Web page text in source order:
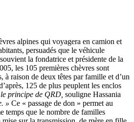
alpines qui voyagera en camion et
persuadés que le véhicule
la fondatrice et présidente de la
les 105 premières chèvres sont
à raison de deux têtes par famille et d’un
125 de plus peuplent les enclos
principe de QRD, souligne Hassania
» Ce « passage de don » permet au
temps que le nombre de familles